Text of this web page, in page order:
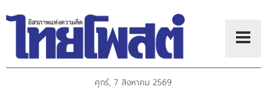
ศุกร์, 7 สิงหาคม 2569